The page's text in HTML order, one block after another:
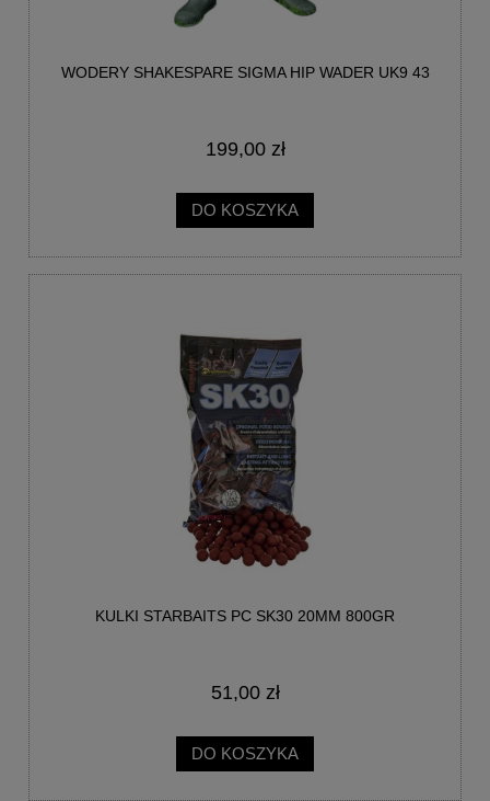
WODERY SHAKESPARE SIGMA HIP WADER UK9 43
199,00 zł
DO KOSZYKA
KULKI STARBAITS PC SK30 20MM 800GR
51,00 zł
DO KOSZYKA